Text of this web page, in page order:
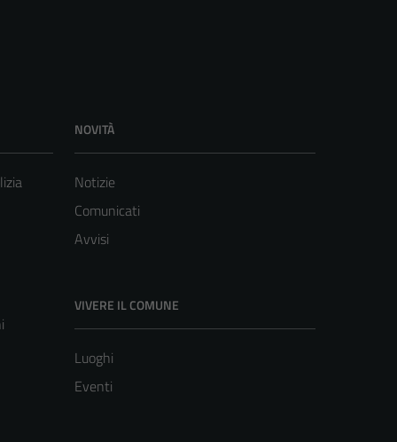
NOVITÀ
Notizie
Comunicati
Avvisi
VIVERE IL COMUNE
Luoghi
Eventi